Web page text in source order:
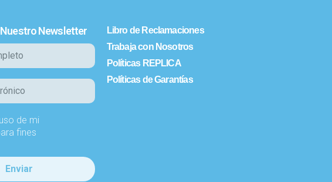
Newsletter
de mi
fines
Libro de Reclamaciones
Trabaja con Nosotros
Políticas REPLICA
Políticas de Garantías